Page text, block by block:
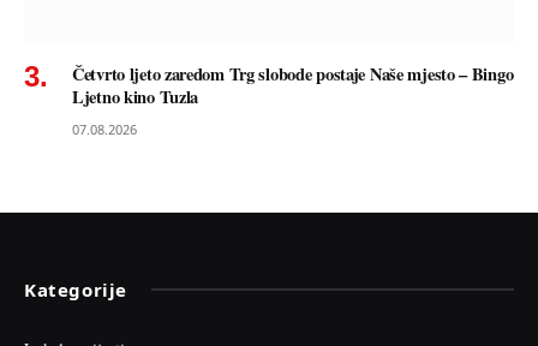
Četvrto ljeto zaredom Trg slobode postaje Naše mjesto – Bingo
Ljetno kino Tuzla
07.08.2026
Kategorije